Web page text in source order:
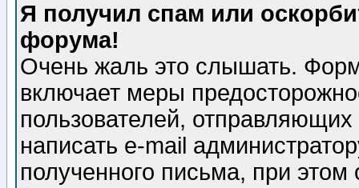
Я получил спам или
форума!
Очень жаль это слышать.
включает меры
пользователей,
написать e-mail
полученного письма, при этом